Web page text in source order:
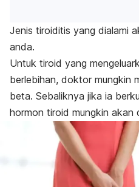
Jenis tiroiditis yang dialami
anda.
Untuk tiroid yang
berlebihan, doktor mungkin
beta. Sebaliknya jika ia
hormon tiroid mungkin akan